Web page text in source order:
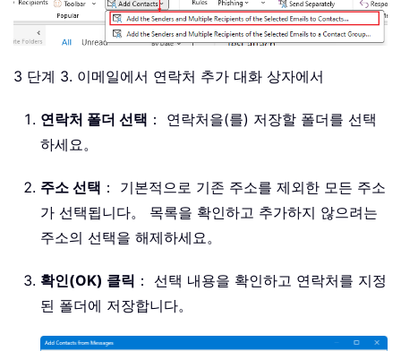
End Sub
3 단계 3. 이메일에서 연락처 추가 대화 상자에서
연락처 폴더 선택 ： 연락처을(를) 저장할 폴더를 선택
하세요。
주소 선택 ： 기본적으로 기존 주소를 제외한 모든 주소
가 선택됩니다。 목록을 확인하고 추가하지 않으려는
주소의 선택을 해제하세요。
확인(OK) 클릭 ： 선택 내용을 확인하고 연락처를 지정
된 폴더에 저장합니다。